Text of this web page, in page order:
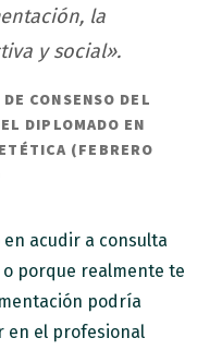
la
y social».
CONSENSO DEL
DIPLOMADO EN
(FEBRERO
acudir a consulta
o porque realmente te
podría
en el profesional